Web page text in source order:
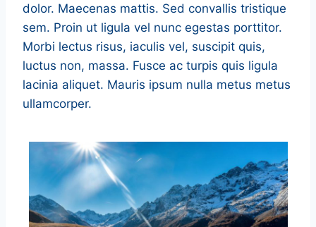
dolor. Maecenas mattis. Sed convallis tristique
sem. Proin ut ligula vel nunc egestas porttitor.
Morbi lectus risus, iaculis vel, suscipit quis,
luctus non, massa. Fusce ac turpis quis ligula
lacinia aliquet. Mauris ipsum nulla metus metus
ullamcorper.